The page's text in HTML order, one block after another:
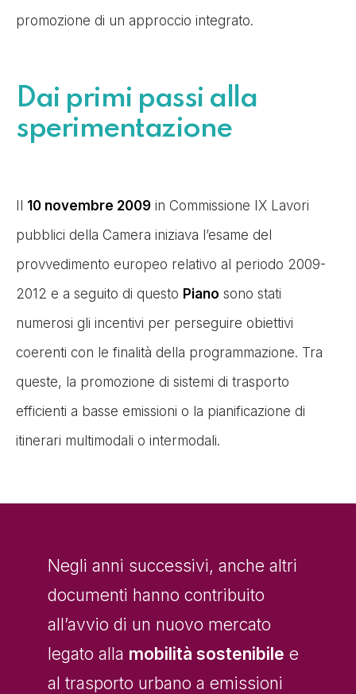
promozione di un approccio integrato.
Dai primi passi alla
sperimentazione
10 novembre 2009 in Commissione IX Lavori
pubblici della Camera iniziava l’esame del
provvedimento europeo relativo al periodo 2009-
2012 e a seguito di questo Piano sono stati
numerosi gli incentivi per perseguire obiettivi
coerenti con le finalità della programmazione. Tra
queste, la promozione di sistemi di trasporto
efficienti a basse emissioni o la pianificazione di
itinerari multimodali o intermodali.
Negli anni successivi, anche altri
documenti hanno contribuito
all’avvio di un nuovo mercato
legato alla mobilità sostenibile e
al trasporto urbano a emissioni